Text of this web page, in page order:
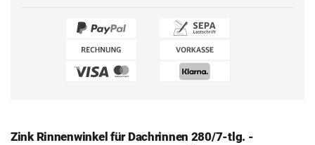
Zink Rinnenwinkel für Dachrinnen 280/7-tlg. -